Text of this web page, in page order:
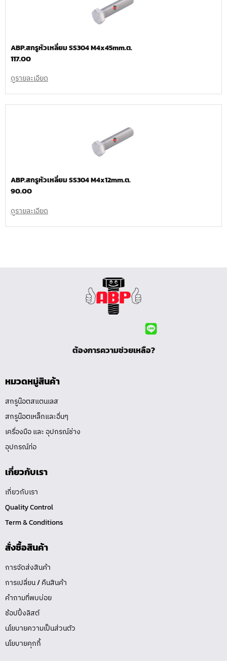
ABP.สกรูหัวเหลี่ยม SS304 M4x45mm.ต.
117.00
ดูรายละเอียด
ABP.สกรูหัวเหลี่ยม SS304 M4x12mm.ต.
90.00
ดูรายละเอียด
ต้องการความช่วยเหลือ?
หมวดหมู่สินค้า
สกรูน๊อตสแตนเลส
สกรูน๊อตเหล็กและอื่นๆ
เครื่องมือ และ อุปกรณ์ช่าง
อุปกรณ์ท่อ
เกี่ยวกับเรา
เกี่ยวกับเรา
Quality Control
Term & Conditions
สั่งซื้อสินค้า
การจัดส่งสินค้า
การเปลี่ยน / คืนสินค้า
คำถามที่พบบ่อย
ช้อปปิ้งลิสต์
นโยบายความเป็นส่วนตัว
นโยบายคุกกี้